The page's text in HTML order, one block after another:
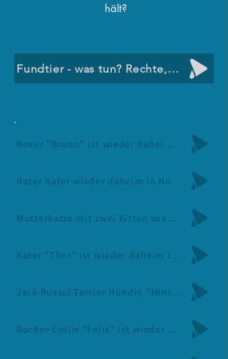
hält?
Fundtier - was tun? Rechte, Pflichten, Hilfe
Boxer "Bruno" ist wieder daheim in Jade-Jaderberg / 26.Juli
Roter Kater wieder daheim in Nordenham / 27.Juli
Mutterkatze mit zwei Kitten wieder daheim in Butjadingen-Stollhamm / 28.Juli
Kater "Thor" ist wieder daheim in Nordenham-Blexen / 29.Juli
Jack-Russel-Terrier Hündin "Minie" in Jade-Bollenhagen vermisst / 29.Juli
Border-Collie "Felix" ist wieder daheim in Butjadingen-Tossens / 29.Juli